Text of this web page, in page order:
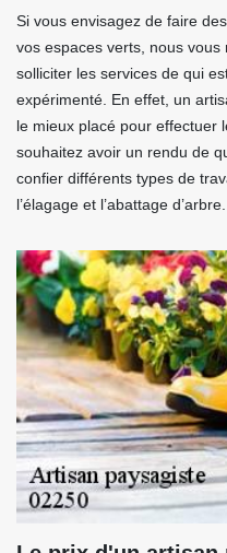
Si vous envisagez de faire
vos espaces verts, nous
solliciter les services de qui
expérimenté. En effet, un
le mieux placé pour effectuer
souhaitez avoir un rendu de
confier différents types de
l’élagage et l’abattage d’arbre.